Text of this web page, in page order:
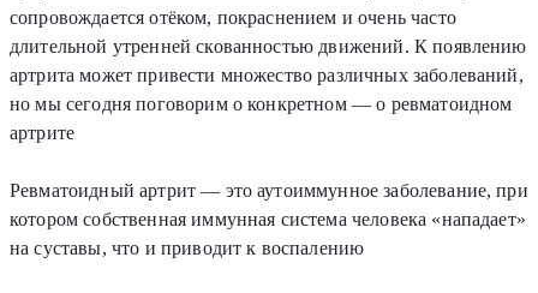
сопровождается отёком, покраснением и очень часто
длительной утренней скованностью движений. К появлению
артрита может привести множество различных заболеваний,
но мы сегодня поговорим о конкретном — о ревматоидном
артрите
Ревматоидный артрит — это аутоиммунное заболевание, при
котором собственная иммунная система человека «нападает»
на суставы, что и приводит к воспалению